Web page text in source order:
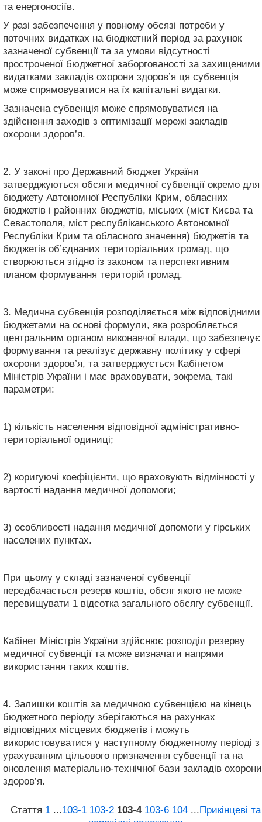
та енергоносіїв.
У разі забезпечення у повному обсязі потреби у
поточних видатках на бюджетний період за рахунок
зазначеної субвенції та за умови відсутності
простроченої бюджетної заборгованості за захищеними
видатками закладів охорони здоров’я ця субвенція
може спрямовуватися на їх капітальні видатки.
Зазначена субвенція може спрямовуватися на
здійснення заходів з оптимізації мережі закладів
охорони здоров’я.
2. У законі про Державний бюджет України
затверджуються обсяги медичної субвенції окремо для
бюджету Автономної Республіки Крим, обласних
бюджетів і районних бюджетів, міських (міст Києва та
Севастополя, міст республіканського Автономної
Республіки Крим та обласного значення) бюджетів та
бюджетів об’єднаних територіальних громад, що
створюються згідно із законом та перспективним
планом формування територій громад.
3. Медична субвенція розподіляється між відповідними
бюджетами на основі формули, яка розробляється
центральним органом виконавчої влади, що забезпечує
формування та реалізує державну політику у сфері
охорони здоров’я, та затверджується Кабінетом
Міністрів України і має враховувати, зокрема, такі
параметри:
1) кількість населення відповідної адміністративно-
територіальної одиниці;
2) коригуючі коефіцієнти, що враховують відмінності у
вартості надання медичної допомоги;
3) особливості надання медичної допомоги у гірських
населених пунктах.
При цьому у складі зазначеної субвенції
передбачається резерв коштів, обсяг якого не може
перевищувати 1 відсотка загального обсягу субвенції.
Кабінет Міністрів України здійснює розподіл резерву
медичної субвенції та може визначати напрями
використання таких коштів.
4. Залишки коштів за медичною субвенцією на кінець
бюджетного періоду зберігаються на рахунках
відповідних місцевих бюджетів і можуть
використовуватися у наступному бюджетному періоді з
урахуванням цільового призначення субвенції та на
оновлення матеріально-технічної бази закладів охорони
здоров’я.
Стаття 1 ...103‑1 103‑2 103‑4 103‑6 104 ...Прикінцеві та